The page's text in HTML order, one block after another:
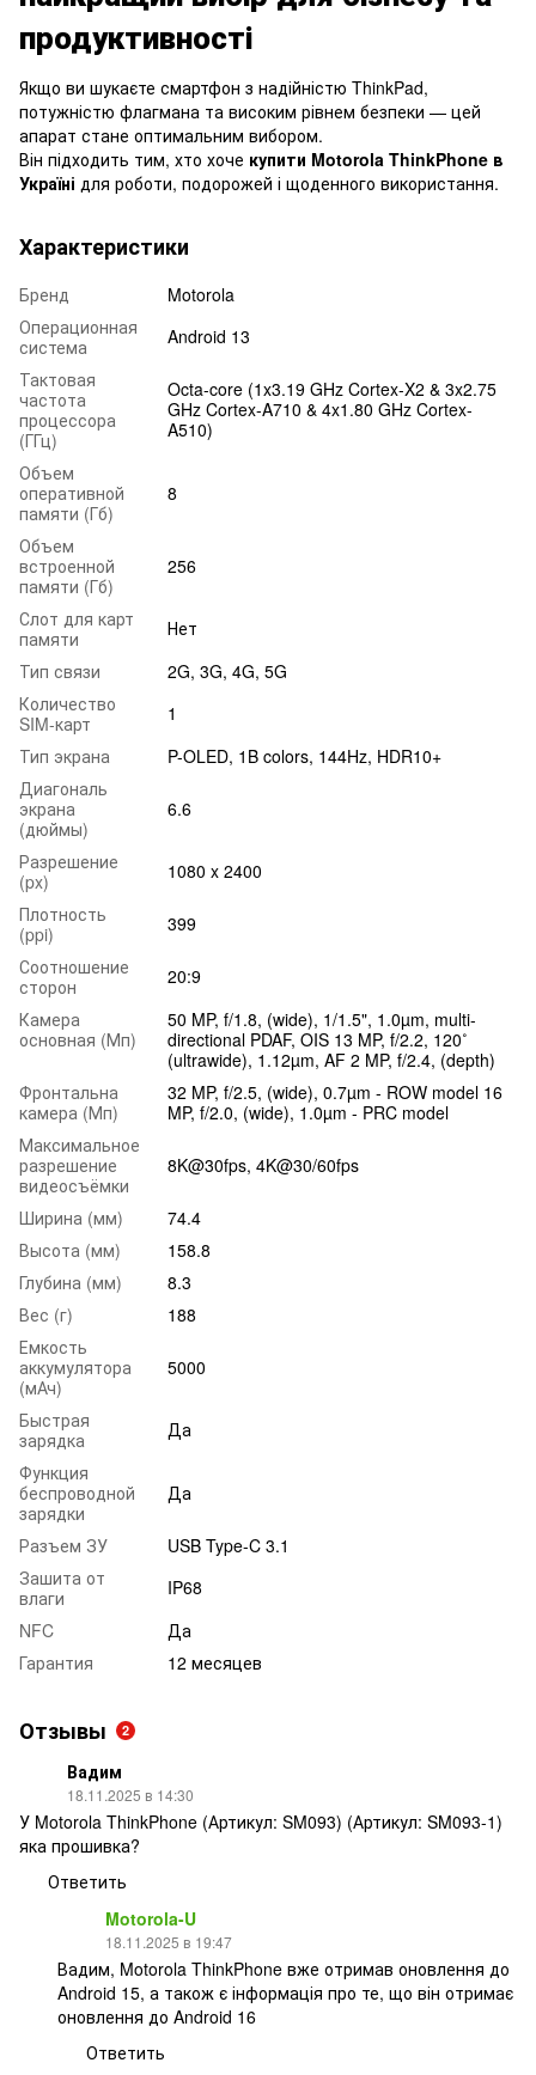
продуктивності
Якщо ви шукаєте смартфон з надійністю ThinkPad,
потужністю флагмана та високим рівнем безпеки — цей
апарат стане оптимальним вибором.
Він підходить тим, хто хоче купити Motorola ThinkPhone в
Україні для роботи, подорожей і щоденного використання.
Характеристики
Бренд
Motorola
Операционная
система
Android 13
Тактовая
частота
процессора
(ГГц)
Octa-core (1x3.19 GHz Cortex-X2 & 3x2.75
GHz Cortex-A710 & 4x1.80 GHz Cortex-
A510)
Объем
оперативной
памяти (Гб)
8
Объем
встроенной
памяти (Гб)
256
Слот для карт
памяти
Нет
Тип связи
2G, 3G, 4G, 5G
Количество
SIM-карт
1
Тип экрана
P-OLED, 1B colors, 144Hz, HDR10+
Диагональ
экрана
(дюймы)
6.6
Разрешение
(px)
1080 x 2400
Плотность
(ppi)
399
Соотношение
сторон
20:9
Камера
основная (Мп)
50 MP, f/1.8, (wide), 1/1.5", 1.0µm, multi-
directional PDAF, OIS 13 MP, f/2.2, 120˚
(ultrawide), 1.12µm, AF 2 MP, f/2.4, (depth)
Фронтальна
камера (Мп)
32 MP, f/2.5, (wide), 0.7µm - ROW model 16
MP, f/2.0, (wide), 1.0µm - PRC model
Максимальное
разрешение
видеосъёмки
8K@30fps, 4K@30/60fps
Ширина (мм)
74.4
Высота (мм)
158.8
Глубина (мм)
8.3
Вес (г)
188
Емкость
аккумулятора
(мАч)
5000
Быстрая
зарядка
Да
Функция
беспроводной
зарядки
Да
Разъем ЗУ
USB Type-C 3.1
Зашита от
влаги
IP68
NFC
Да
Гарантия
12 месяцев
Отзывы 2
Вадим
18.11.2025 в 14:30
У Motorola ThinkPhone (Артикул: SM093) (Артикул: SM093-1)
яка прошивка?
Ответить
Motorola-U
18.11.2025 в 19:47
Вадим, Motorola ThinkPhone вже отримав оновлення до
Android 15, а також є інформація про те, що він отримає
оновлення до Android 16
Ответить